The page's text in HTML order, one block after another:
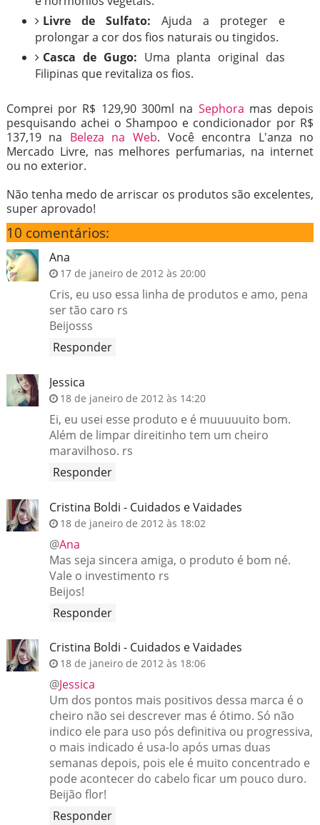
Livre de Sulfato: Ajuda a proteger e
prolongar a cor dos fios naturais ou tingidos.
Casca de Gugo: Uma planta original das
Filipinas que revitaliza os fios.
Comprei por R$ 129,90 300ml na Sephora mas depois
pesquisando achei o Shampoo e condicionador por R$
137,19 na Beleza na Web. Você encontra L'anza no
Mercado Livre, nas melhores perfumarias, na internet
ou no exterior.
Não tenha medo de arriscar os produtos são excelentes,
super aprovado!
10 comentários:
Ana
17 de janeiro de 2012 às 20:00
Cris, eu uso essa linha de produtos e amo, pena
ser tão caro rs
Beijosss
Responder
Jessica
18 de janeiro de 2012 às 14:20
Ei, eu usei esse produto e é muuuuuito bom.
Além de limpar direitinho tem um cheiro
maravilhoso. rs
Responder
Cristina Boldi - Cuidados e Vaidades
18 de janeiro de 2012 às 18:02
@Ana
Mas seja sincera amiga, o produto é bom né.
Vale o investimento rs
Beijos!
Responder
Cristina Boldi - Cuidados e Vaidades
18 de janeiro de 2012 às 18:06
@Jessica
Um dos pontos mais positivos dessa marca é o
cheiro não sei descrever mas é ótimo. Só não
indico ele para uso pós definitiva ou progressiva,
o mais indicado é usa-lo após umas duas
semanas depois, pois ele é muito concentrado e
pode acontecer do cabelo ficar um pouco duro.
Beijão flor!
Responder